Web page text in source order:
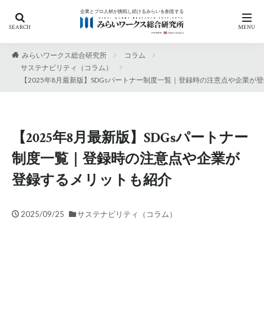
企業とプロ人材が挑戦し続けるみらいを創造する
みらいワークス総合研究所
コラム
サステナビリティ（コラム）
【2025年8月最新版】SDGsパートナー制度一覧｜登録時の注意点や企業が
【2025年8月最新版】SDGsパートナー
制度一覧｜登録時の注意点や企業が
登録するメリットも紹介
2025/09/25 サステナビリティ（コラム）
アンケート
エフェクチュエ―ション
キャリア自律
キリンホールディングス
サステナビリティ
セミナー
プロフェッショナル人材
プロ人材